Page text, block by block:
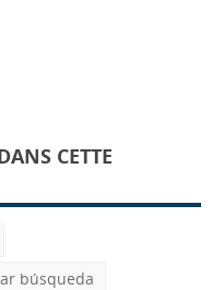
CETTE
búsqueda